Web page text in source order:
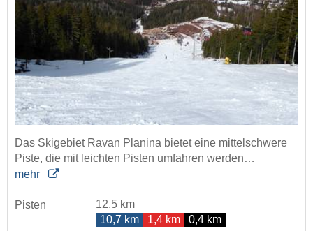
Das Skigebiet Ravan Planina bietet eine mittelschwere
Piste, die mit leichten Pisten umfahren werden…
mehr
Pisten
12,5 km
10,7 km
1,4 km 0,4 km